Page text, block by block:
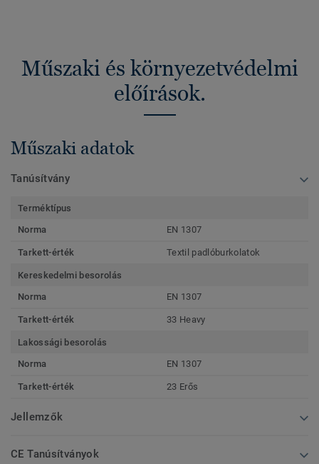
Műszaki és környezetvédelmi
előírások.
Műszaki adatok
Tanúsítvány
Terméktípus
Norma
EN 1307
Tarkett-érték Textil padlóburkolatok
Kereskedelmi besorolás
Norma
EN 1307
Tarkett-érték 33 Heavy
Lakossági besorolás
Norma
EN 1307
Tarkett-érték 23 Erős
Jellemzők
CE Tanúsítványok